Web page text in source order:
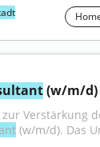
(w/m/d)
(w/m/d). Das